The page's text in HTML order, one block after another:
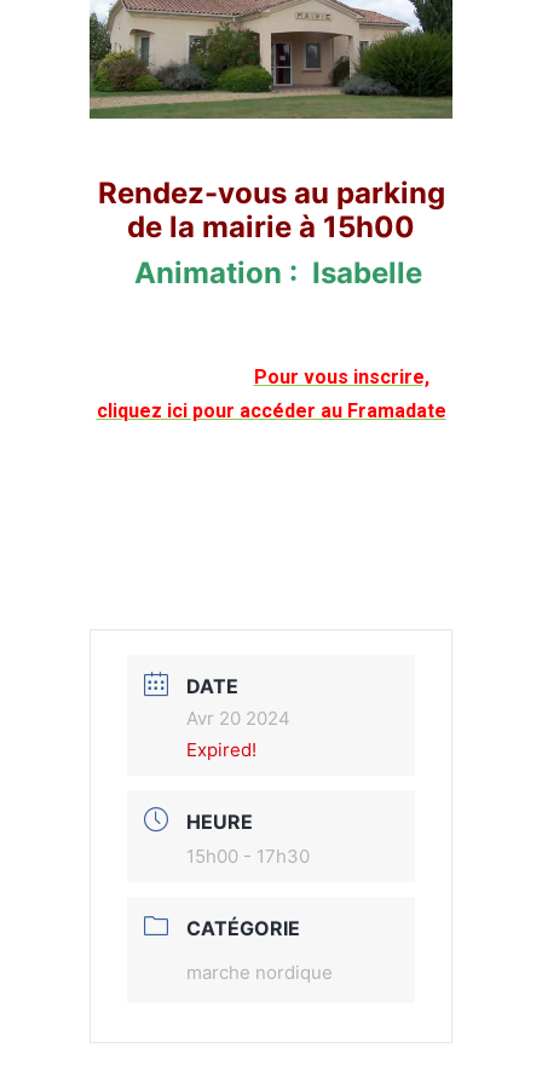
Rendez-vous au parking
de la mairie à 15h00
Animation : Isabelle
Pour vous inscrire,
cliquez ici pour accéder au Framadate
DATE
Avr 20 2024
Expired!
HEURE
15h00 - 17h30
CATÉGORIE
marche nordique